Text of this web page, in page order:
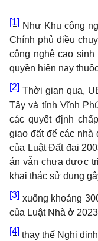
[1] Như Khu công
Chính phủ điều
công nghệ cao sinh
quyền hiện nay
[2] Thời gian qua,
Tây và tỉnh Vĩnh
các quyết định
giao đất để các nhà
của Luật Đất đai
án vẫn chưa được
khai thác sử dụng
[3] xuống khoảng
của Luật Nhà ở
[4] thay thế Nghị